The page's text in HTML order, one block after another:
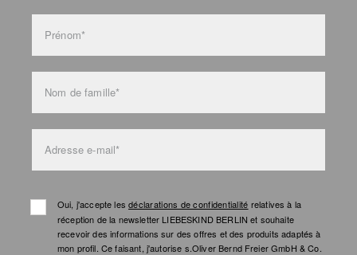
Prénom*
Nom de famille*
Adresse e-mail*
Oui, j'accepte lesdéclarations de confidentialité relatives à la
réception de la newsletter LIEBESKIND BERLIN et souhaite
recevoir des informations sur des offres et des produits adaptés à
mon profil. Ce faisant, j'autorise s.Oliver Bernd Freier GmbH & Co.